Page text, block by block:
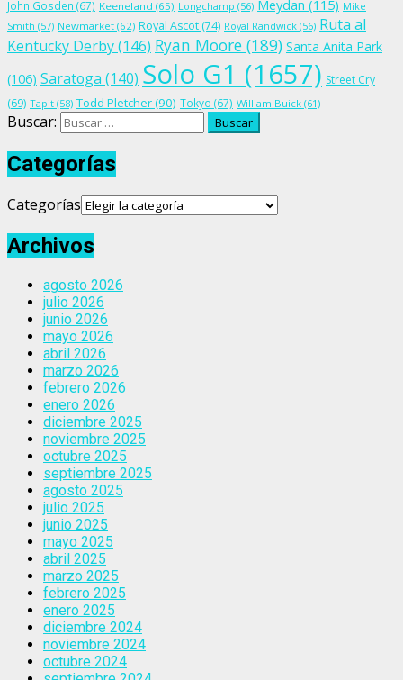
John Gosden (67) Keeneland (65) Longchamp (56) Meydan (115) Mike
Smith (57) Newmarket (62) Royal Ascot (74) Royal Randwick (56) Ruta al
Kentucky Derby(146) Ryan Moore (189) Santa Anita Park
(106) Saratoga (140) Solo G1 (1657) Street Cry
(69) Tapit (58) Todd Pletcher(90) Tokyo (67) William Buick (61)
Buscar:
Categorías
Categorías
Archivos
agosto 2026
julio 2026
junio 2026
mayo 2026
abril 2026
marzo 2026
febrero 2026
enero 2026
diciembre 2025
noviembre 2025
octubre 2025
septiembre 2025
agosto 2025
julio 2025
junio 2025
mayo 2025
abril 2025
marzo 2025
febrero 2025
enero 2025
diciembre 2024
noviembre 2024
octubre 2024